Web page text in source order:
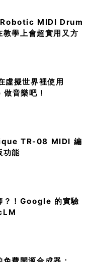
MIDI Drum
學上會超實用又方
擬世界裡使用
音樂吧！
TR-08 MIDI 編
功能
？！Google 的實驗